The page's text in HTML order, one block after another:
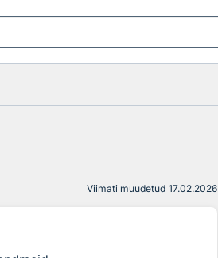
Viimati muudetud 17.02.2026